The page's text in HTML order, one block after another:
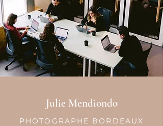
Julie Mendiondo
PHOTOGRAPHE BORDEAUX